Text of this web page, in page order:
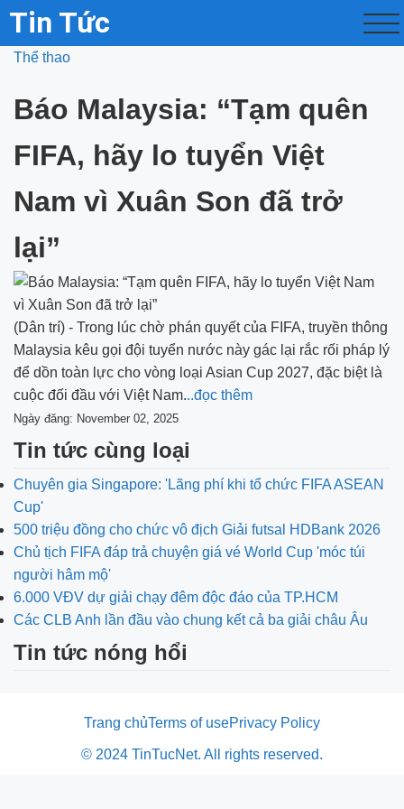
Tin Tức
Thể thao
Báo Malaysia: “Tạm quên
FIFA, hãy lo tuyển Việt
Nam vì Xuân Son đã trở
lại”
(Dân trí) - Trong lúc chờ phán quyết của FIFA, truyền thông
Malaysia kêu gọi đội tuyển nước này gác lại rắc rối pháp lý
để dồn toàn lực cho vòng loại Asian Cup 2027, đặc biệt là
cuộc đối đầu với Việt Nam...đọc thêm
Ngày đăng: November 02, 2025
Tin tức cùng loại
Chuyên gia Singapore: 'Lãng phí khi tổ chức FIFA ASEAN
Cup'
500 triệu đồng cho chức vô địch Giải futsal HDBank 2026
Chủ tịch FIFA đáp trả chuyện giá vé World Cup 'móc túi
người hâm mộ'
6.000 VĐV dự giải chạy đêm độc đáo của TP.HCM
Các CLB Anh lần đầu vào chung kết cả ba giải châu Âu
Tin tức nóng hổi
Trang chủTerms of usePrivacy Policy
© 2024 TinTucNet. All rights reserved.